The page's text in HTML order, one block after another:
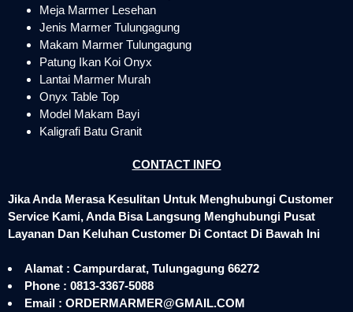
Meja Marmer Lesehan
Jenis Marmer Tulungagung
Makam Marmer Tulungagung
Patung Ikan Koi Onyx
Lantai Marmer Murah
Onyx Table Top
Model Makam Bayi
Kaligrafi Batu Granit
CONTACT INFO
Jika Anda Merasa Kesulitan Untuk Menghubungi Customer
Service Kami, Anda Bisa Langsung Menghubungi Pusat
Layanan Dan Keluhan Customer Di Contact Di Bawah Ini
Alamat : Campurdarat, Tulungagung 66272
Phone : 0813-3367-5088
Email : ORDERMARMER@GMAIL.COM